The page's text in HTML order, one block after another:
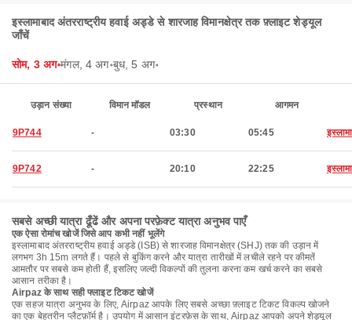
इस्लामाबाद अंतरराष्ट्रीय हवाई अड्डे से शारजाह विमानक्षेत्र तक फ़्लाइट शेड्यूल
जाँचें
सोम, 3 अग॰मंगल, 4 अग॰बुध, 5 अग॰
उड़ान संख्या विमान मॉडल प्रस्थान आगमन
9P744 - 03:30 05:45
9P742 - 20:10 22:25
सबसे अच्छी यात्रा ढूँढें और अपना परफ़ेक्ट यात्रा अनुभव पाएँ
एक ऐसा रोमांच खोजें जिसे आप कभी नहीं भूलेंगे
इस्लामाबाद अंतरराष्ट्रीय हवाई अड्डे (ISB) से शारजाह विमानक्षेत्र (SHJ) तक की उड़ान में
लगभग 3h 15m लगते हैं। पहले से बुकिंग करने और यात्रा तारीखों में लचीले रहने पर कीमतें
आमतौर पर सबसे कम होती हैं, इसलिए जल्दी विकल्पों की तुलना करना कम खर्च करने का सबसे
आसान तरीका है।
Airpaz के साथ सही फ्लाइट टिकट खोजें
एक सहज यात्रा अनुभव के लिए, Airpaz आपके लिए सबसे अच्छा फ़्लाइट टिकट विकल्प खोजने
का एक बेहतरीन प्लैटफ़ॉर्म है। उपयोग में आसान इंटरफ़ेस के साथ, Airpaz आपको अपने शेड्यूल